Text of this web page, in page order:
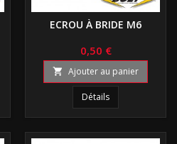
ECROU À BRIDE M6
0,50 €
 Ajouter au panier
Détails